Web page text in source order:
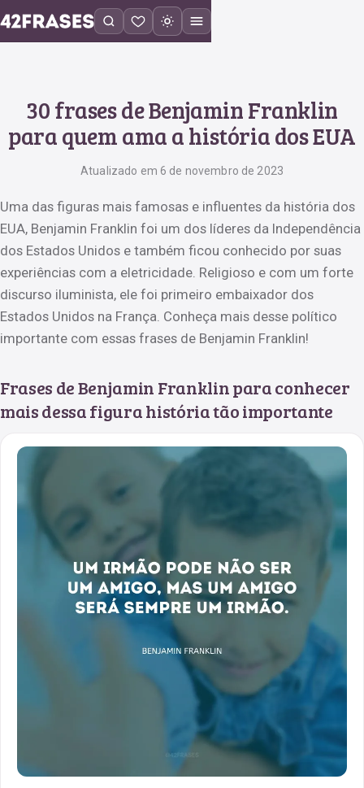
30 frases de Benjamin Franklin
para quem ama a história dos EUA
Atualizado em 6 de novembro de 2023
Uma das figuras mais famosas e influentes da história dos
EUA, Benjamin Franklin foi um dos líderes da Independência
dos Estados Unidos e também ficou conhecido por suas
experiências com a eletricidade. Religioso e com um forte
discurso iluminista, ele foi primeiro embaixador dos
Estados Unidos na França. Conheça mais desse político
importante com essas frases de Benjamin Franklin!
Frases de Benjamin Franklin para conhecer
mais dessa figura história tão importante